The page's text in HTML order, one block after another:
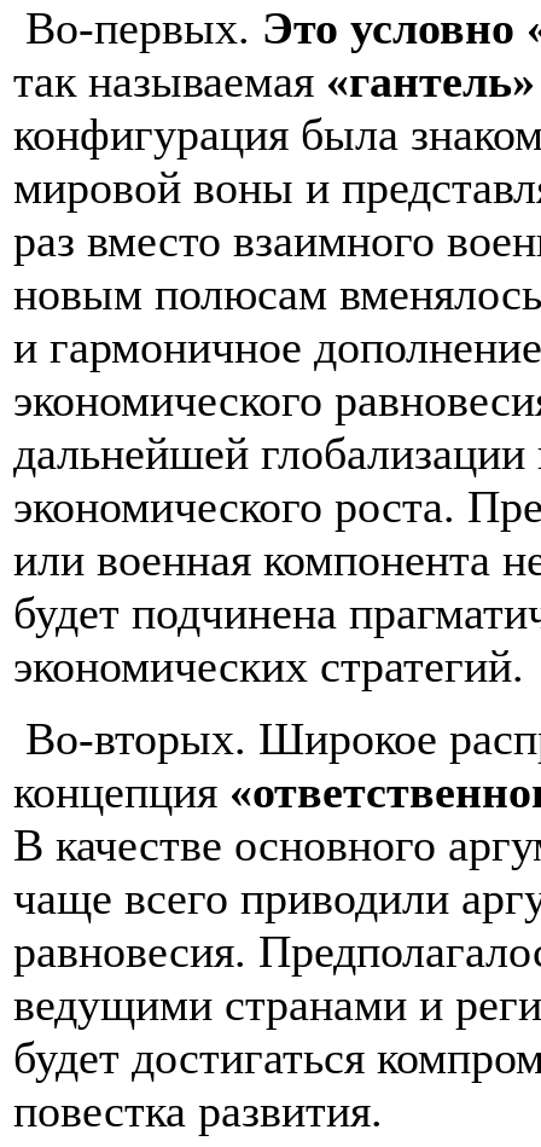
Во-первых. Это
так называемая
конфигурация была
мировой воны и
раз вместо взаимного
новым полюсам вменялось
и гармоничное
экономического
дальнейшей глобализации
экономического роста.
или военная компонента
будет подчинена
экономических стратегий.
Во-вторых. Широкое
концепция
В качестве основного
чаще всего приводили
равновесия.
ведущими странами и
будет достигаться
повестка развития.